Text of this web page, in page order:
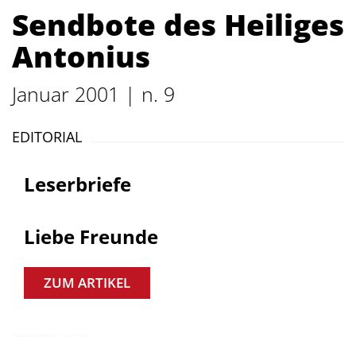
Sendbote des Heiliges
Antonius
Januar 2001 | n. 9
EDITORIAL
Leserbriefe
Liebe Freunde
ZUM ARTIKEL